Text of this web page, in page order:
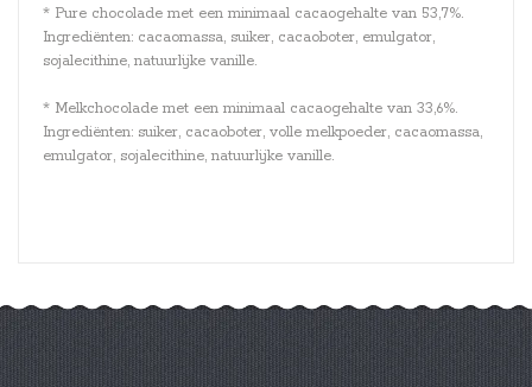
* Pure chocolade met een minimaal cacaogehalte van 53,7%.
Ingrediënten: cacaomassa, suiker, cacaoboter, emulgator,
sojalecithine, natuurlijke vanille.
* Melkchocolade met een minimaal cacaogehalte van 33,6%.
Ingrediënten: suiker, cacaoboter, volle melkpoeder, cacaomassa,
emulgator, sojalecithine, natuurlijke vanille.